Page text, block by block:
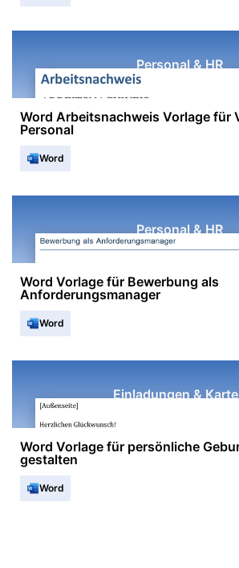
Personal & HR
Word Arbeitsnachweis Vorlage für
Personal
Word
Personal & HR
Word Vorlage für Bewerbung als
Anforderungsmanager
Word
Einladungen &
Word Vorlage für persönliche
gestalten
Word